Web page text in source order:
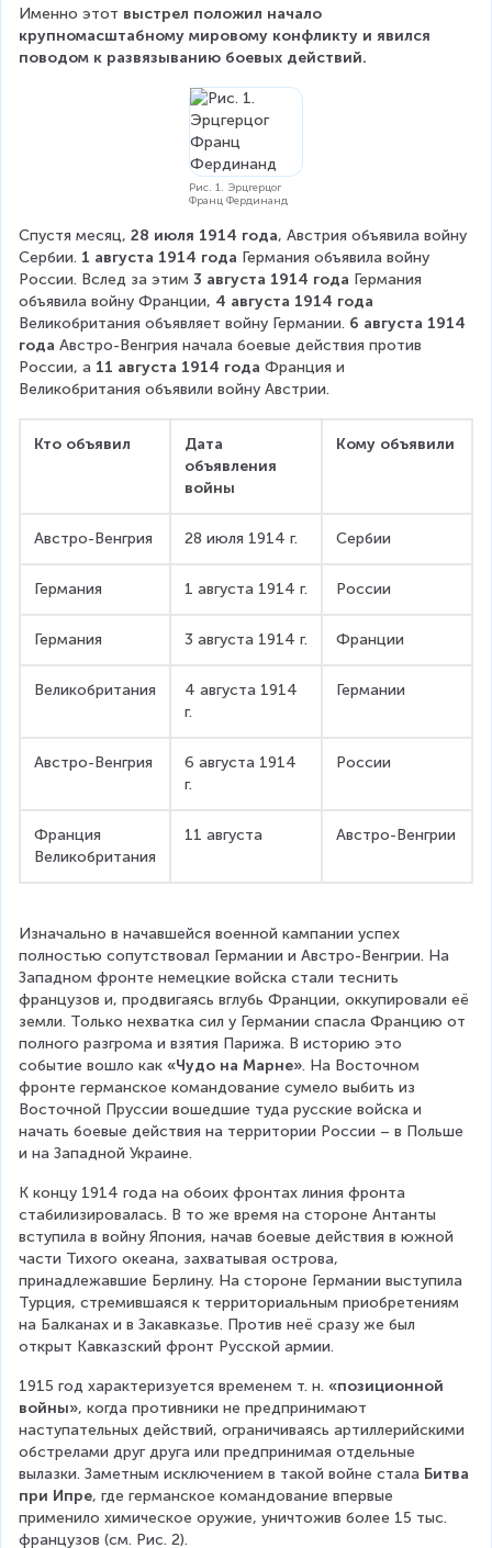
Именно этот выстрел положил начало
крупномасштабному мировому конфликту и явился
поводом к развязыванию боевых действий.
Рис. 1. Эрцгерцог
Франц Фердинанд
Спустя месяц, 28 июля 1914 года, Австрия объявила войну
Сербии. 1 августа 1914 года Германия объявила войну
России. Вслед за этим 3 августа 1914 года Германия
объявила войну Франции, 4 августа 1914 года
Великобритания объявляет войну Германии. 6 августа 1914
года Австро-Венгрия начала боевые действия против
России, а 11 августа 1914 года Франция и
Великобритания объявили войну Австрии.
Кто объявил
Дата
объявления
войны
Кому объявили
Австро-Венгрия 28 июля 1914 г. Сербии
Германия 1 августа 1914 г. России
Германия 3 августа 1914 г. Франции
Великобритания
4 августа 1914
г.
Германии
Австро-Венгрия
6 августа 1914
г.
России
Франция
Великобритания
11 августа Австро-Венгрии
Изначально в начавшейся военной кампании успех
полностью сопутствовал Германии и Австро-Венгрии. На
Западном фронте немецкие войска стали теснить
французов и, продвигаясь вглубь Франции, оккупировали её
земли. Только нехватка сил у Германии спасла Францию от
полного разгрома и взятия Парижа. В историю это
событие вошло как «Чудо на Марне». На Восточном
фронте германское командование сумело выбить из
Восточной Пруссии вошедшие туда русские войска и
начать боевые действия на территории России – в Польше
и на Западной Украине.
К концу 1914 года на обоих фронтах линия фронта
стабилизировалась. В то же время на стороне Антанты
вступила в войну Япония, начав боевые действия в южной
части Тихого океана, захватывая острова,
принадлежавшие Берлину. На стороне Германии выступила
Турция, стремившаяся к территориальным приобретениям
на Балканах и в Закавказье. Против неё сразу же был
открыт Кавказский фронт Русской армии.
1915 год характеризуется временем т. н. «позиционной
войны», когда противники не предпринимают
наступательных действий, ограничиваясь артиллерийскими
обстрелами друг друга или предпринимая отдельные
вылазки. Заметным исключением в такой войне стала Битва
при Ипре, где германское командование впервые
применило химическое оружие, уничтожив более 15 тыс.
французов (см. Рис. 2).